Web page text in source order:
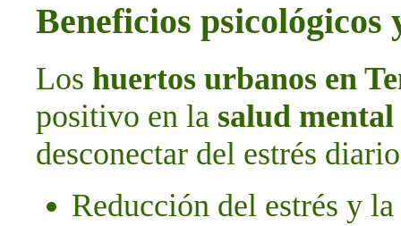
Beneficios psicológicos
Los huertos urbanos en
positivo en la salud
desconectar del estrés
Reducción del estrés y la